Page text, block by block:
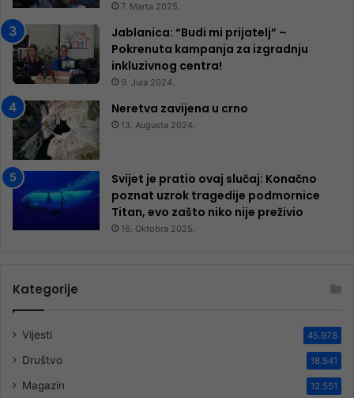
7. Marta 2025.
Jablanica: “Budi mi prijatelj” –
Pokrenuta kampanja za izgradnju
inkluzivnog centra!
9. Jula 2024.
Neretva zavijena u crno
13. Augusta 2024.
Svijet je pratio ovaj slučaj: Konačno
poznat uzrok tragedije podmornice
Titan, evo zašto niko nije preživio
16. Oktobra 2025.
Kategorije
Vijesti 45.978
Društvo 18.541
Magazin 12.551